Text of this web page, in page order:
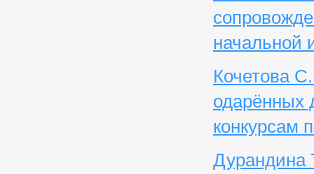
начальной
Кочетова
одарённых
конкурсам
Дурандина